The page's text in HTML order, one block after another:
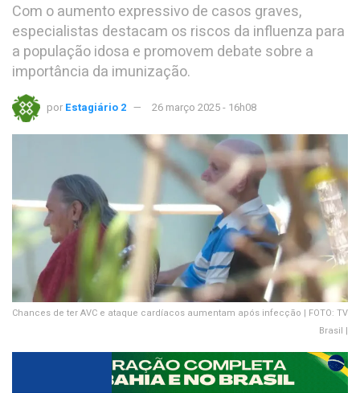
Com o aumento expressivo de casos graves,
especialistas destacam os riscos da influenza para
a população idosa e promovem debate sobre a
importância da imunização.
por Estagiário 2 26 março 2025 - 16h08
Chances de ter AVC e ataque cardíacos aumentam após infecção | FOTO: TV
Brasil |